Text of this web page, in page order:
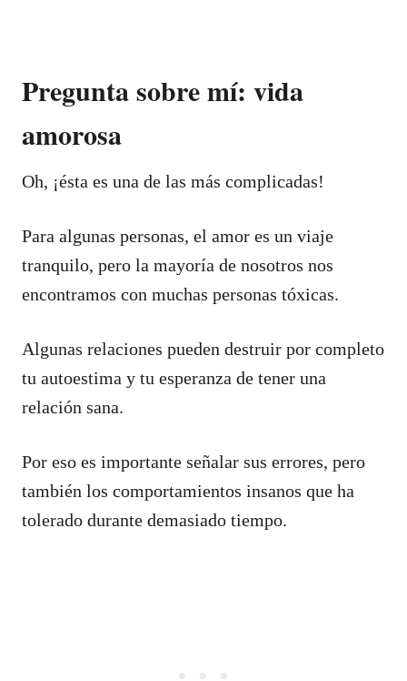
Pregunta sobre mí: vida
amorosa
Oh, ¡ésta es una de las más complicadas!
Para algunas personas, el amor es un viaje
tranquilo, pero la mayoría de nosotros nos
encontramos con muchas personas tóxicas.
Algunas relaciones pueden destruir por completo
tu autoestima y tu esperanza de tener una
relación sana.
Por eso es importante señalar sus errores, pero
también los comportamientos insanos que ha
tolerado durante demasiado tiempo.